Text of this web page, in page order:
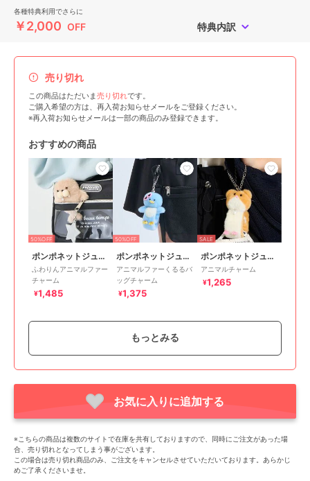
各種特典利用でさらに
￥2,000 OFF 特典内訳
売り切れ
この商品はただいま売り切れです。
ご購入希望の方は、再入荷お知らせメールをご登録ください。
※再入荷お知らせメールは一部の商品のみ登録できます。
おすすめの商品
50%OFF
ポンポネットジュニア
ふわりんアニマルファー
チャーム
¥1,485
50%OFF
ポンポネットジュニア
アニマルファーくるるバ
ッグチャーム
¥1,375
SALE
ポンポネットジュニア
アニマルチャーム
¥1,265
ポンポネットジュニア
¥990
もっとみる
お気に入りに追加する
※こちらの商品は複数のサイトで在庫を共有しておりますので、同時にご注文があった場
合、売り切れとなってしまう事がございます。
この場合は売り切れ商品のみ、ご注文をキャンセルさせていただいております。あらかじ
めご了承くださいませ。